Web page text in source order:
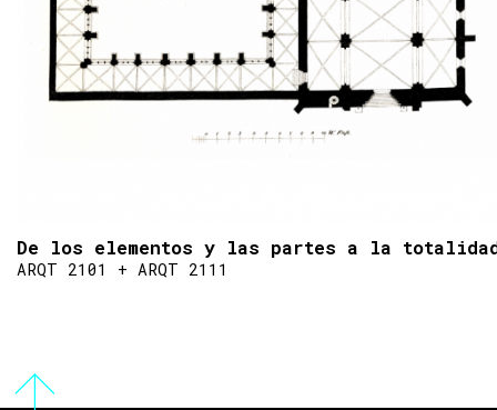
De los elementos y las partes a la
ARQT 2101 + ARQT 2111